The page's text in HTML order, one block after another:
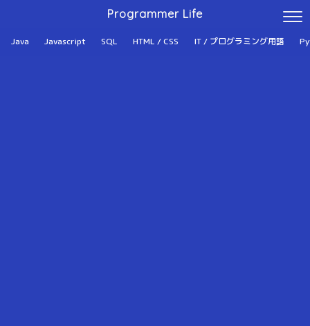
Programmer Life
Java Javascript SQL HTML / CSS IT / プログラミング用語